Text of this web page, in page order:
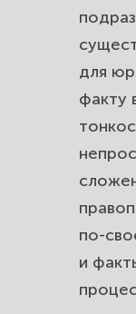
для
факту
по-
и